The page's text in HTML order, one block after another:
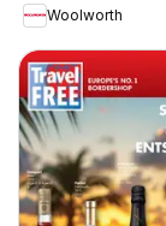
Woolworth